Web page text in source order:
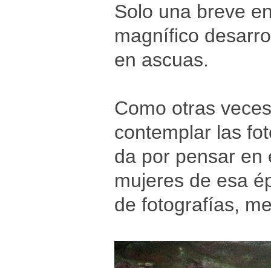
Solo una breve
magnífico
en ascuas.
Como otras
contemplar las
da por pensar en
mujeres de esa
de fotografías,